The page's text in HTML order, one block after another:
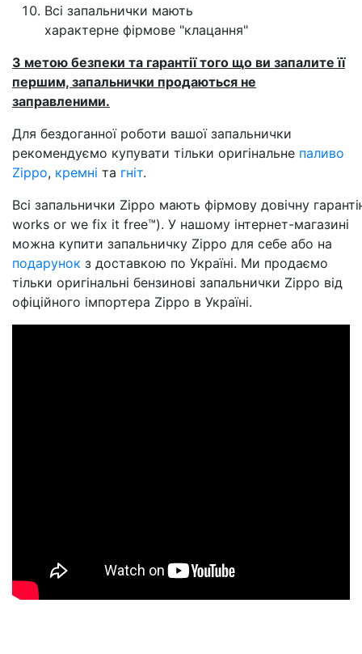
Всі запальнички мають
характерне фірмове "клацання"
З метою безпеки та гарантії того що ви запалите її
першим, запальнички продаються не
заправленими.
Для бездоганної роботи вашої запальнички
рекомендуємо купувати тільки оригінальне паливо
Zippo, кремні та гніт.
Всі запальнички Zippo мають фірмову довічну
works or we fix it free™). У нашому інтернет-магазині
можна купити запальничку Zippo для себе або на
подарунок з доставкою по Україні. Ми продаємо
тільки оригінальні бензинові запальнички Zippo від
офіційного імпортера Zippo в Україні.